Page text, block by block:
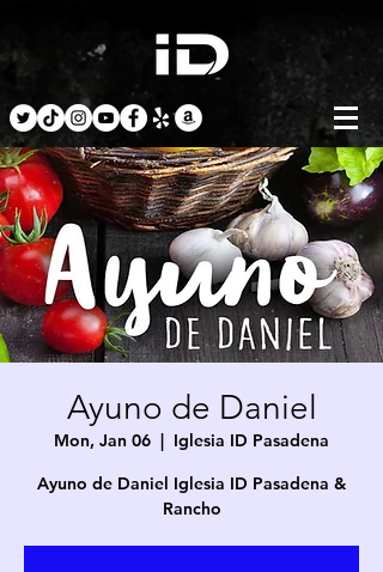
Ayuno de Daniel
Mon, Jan 06
  |
Iglesia ID Pasadena
Ayuno de Daniel Iglesia ID Pasadena &
Rancho